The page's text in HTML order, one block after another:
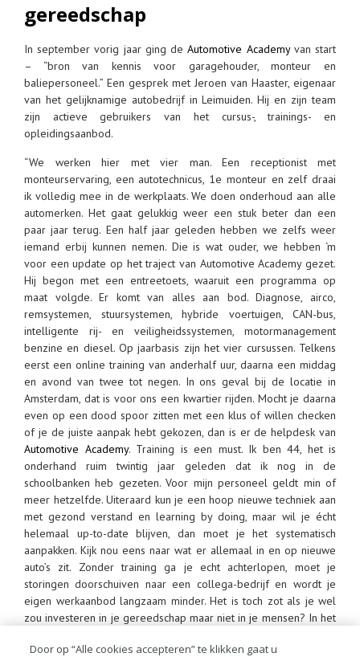
gereedschap
In september vorig jaar ging deAutomotive Academyvan start
– “bron van kennis voor garagehouder, monteur en
baliepersoneel.” Een gesprek met Jeroen van Haaster, eigenaar
van het gelijknamige autobedrijf in Leimuiden. Hij en zijn team
zijn actieve gebruikers van het cursus-, trainings- en
opleidingsaanbod.
“We werken hier met vier man. Een receptionist met
monteurservaring, een autotechnicus, 1e monteur en zelf draai
ik volledig mee in de werkplaats. We doen onderhoud aan alle
automerken. Het gaat gelukkig weer een stuk beter dan een
paar jaar terug. Een half jaar geleden hebben we zelfs weer
iemand erbij kunnen nemen. Die is wat ouder, we hebben ‘m
voor een update op het traject van Automotive Academy gezet.
Hij begon met een entreetoets, waaruit een programma op
maat volgde. Er komt van alles aan bod. Diagnose, airco,
remsystemen, stuursystemen, hybride voertuigen, CAN-bus,
intelligente rij- en veiligheidssystemen, motormanagement
benzine en diesel. Op jaarbasis zijn het vier cursussen. Telkens
eerst een online training van anderhalf uur, daarna een middag
en avond van twee tot negen. In ons geval bij de locatie in
Amsterdam, dat is voor ons een kwartier rijden. Mocht je daarna
even op een dood spoor zitten met een klus of willen checken
of je de juiste aanpak hebt gekozen, dan is er de helpdesk van
Automotive Academy. Training is een must. Ik ben 44, het is
onderhand ruim twintig jaar geleden dat ik nog in de
schoolbanken heb gezeten. Voor mijn personeel geldt min of
meer hetzelfde. Uiteraard kun je een hoop nieuwe techniek aan
met gezond verstand en learning by doing, maar wil je écht
helemaal up-to-date blijven, dan moet je het systematisch
aanpakken. Kijk nou eens naar wat er allemaal in en op nieuwe
auto’s zit. Zonder training ga je echt achterlopen, moet je
storingen doorschuiven naar een collega-bedrijf en wordt je
eigen werkaanbod langzaam minder. Het is toch zot als je wel
zou investeren in je gereedschap maar niet in je mensen? In het
Nee, zolang de techniek zich blijft doorontwikkelen, en daar ziet
Door op “Alle cookies accepteren” te klikken gaat u